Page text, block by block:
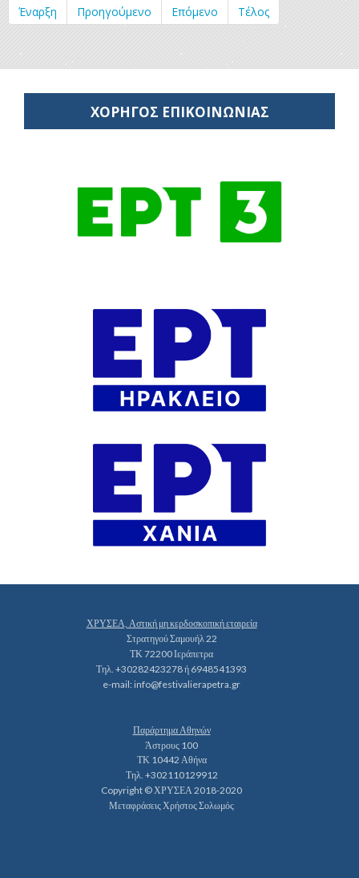
Έναρξη Προηγούμενο Επόμενο Τέλος
ΧΟΡΗΓΟΣ ΕΠΙΚΟΙΝΩΝΙΑΣ
ΧΡΥΣΕΑ, Αστική μη κερδοσκοπική εταιρεία
Στρατηγού Σαμουήλ 22
ΤΚ 72200 Ιεράπετρα
Τηλ. +30282423278 ή 6948541393
e-mail:info@festivalierapetra.gr
Παράρτημα Αθηνών
Άστρους 100
ΤΚ 10442 Αθήνα
Τηλ. +302110129912
Copyright © ΧΡΥΣΕΑ 2018-2020
Μεταφράσεις Χρήστος Σολωμός